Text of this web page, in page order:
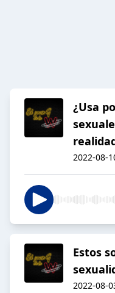
¿Usa
2022-08-
Estos
2022-08-